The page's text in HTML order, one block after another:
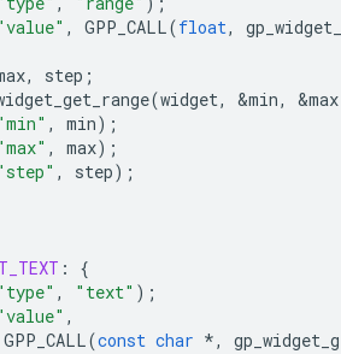
, GPP_CALL(float,
, step ;
(widget, &min, &max
, min);
, max);
, step);
:
{
, "text" );
,
GPP_CALL(const char *,